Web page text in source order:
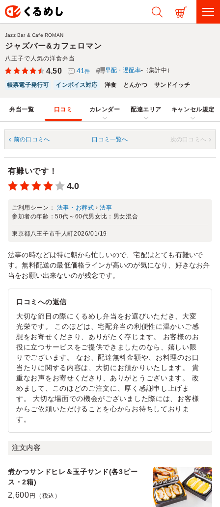
ジャズバー&カフェロマン
八王子で人気の洋食弁当
Jazz Bar & Cafe ROMAN
4.50 41件 早配・遅配率-（集計中）
帳票電子発行可 インボイス対応 洋食 とんかつ サンドイッチ
弁当一覧 口コミ カレンダー 配達エリア キャンセル規定
前の口コミへ 口コミ一覧へ 次の口コミへ
有難いです！
4.0
ご利用シーン： 法事・お葬式 ›法事
参加者の年齢：50代～60代男女比： 男女混合
東京都八王子市千人町2026/01/19
法事の時などは特に朝から忙しいので、宅配はとても有難いで
す。無料配送の最低価格ラインが高いのが気になり、好きなお弁
当をお願い出来ないのが残念です。
口コミへの返信
大切な節目の際にくるめし弁当をお選びいただき、大変
光栄です。 このほどは、宅配弁当の利便性に温かいご感
想をお寄せくださり、ありがたく存じます。 お客様のお
役に立つサービスをご提供できましたのなら、嬉しい限
りでございます。 なお、配達無料金額や、お料理のお口
当たりに関する内容は、大切にお預かりいたします。 貴
重なお声をお寄せくださり、ありがとうございます。 改
めまして、このほどのご注文に、厚く感謝申し上げま
す。 大切な場面での機会がございました際には、お客様
からご依頼いただけることを心からお待ちしておりま
す。
注文内容
煮かつサンドヒレ＆玉子サンド(各3ピー
ス・2箱)
2,600 円（税込）